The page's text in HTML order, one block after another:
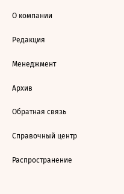
О компании
Редакция
Менеджмент
Архив
Обратная связь
Справочный центр
Распространение